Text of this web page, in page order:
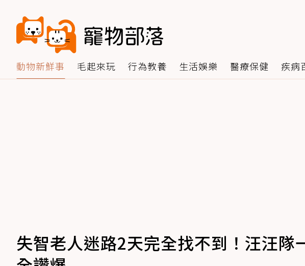
動物新鮮事 毛起來玩 行為教養 生活娛樂 醫療保健 疾病
失智老人迷路2天完全找不到！汪汪隊